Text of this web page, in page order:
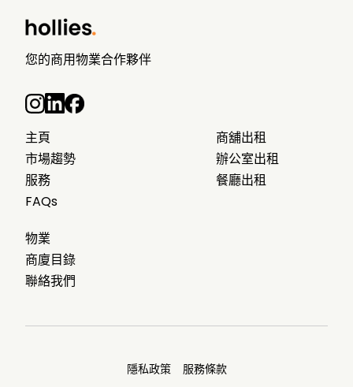
您的商用物業合作夥伴
主頁
市場趨勢
服務
FAQs
商舖出租
辦公室出租
餐廳出租
物業
商廈目錄
聯絡我們
隱私政策
服務條款